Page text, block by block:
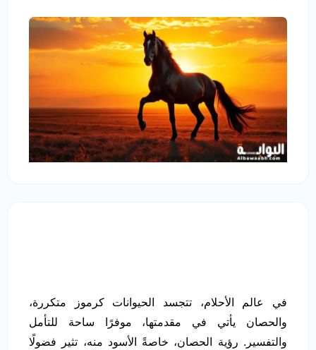
في عالم الأحلام، تتجسد الحيوانات كرموز متكررة،
والحصان يأتي في مقدمتها، موفرًا ساحة للتأمل
والتفسير. رؤية الحصان، خاصةً الأسود منه، تثير فضولًا